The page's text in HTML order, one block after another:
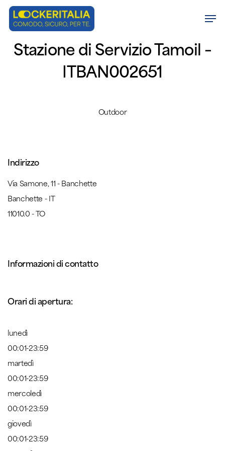
Skip
content
Stazione di Servizio Tamoil –
ITBAN002651
Outdoor
Indirizzo
Via Samone, 11 - Banchette
Banchette - IT
11010.0 - TO
Informazioni di contatto
Orari di apertura:
lunedì
00:01-23:59
martedì
00:01-23:59
mercoledì
00:01-23:59
giovedì
00:01-23:59
Menu